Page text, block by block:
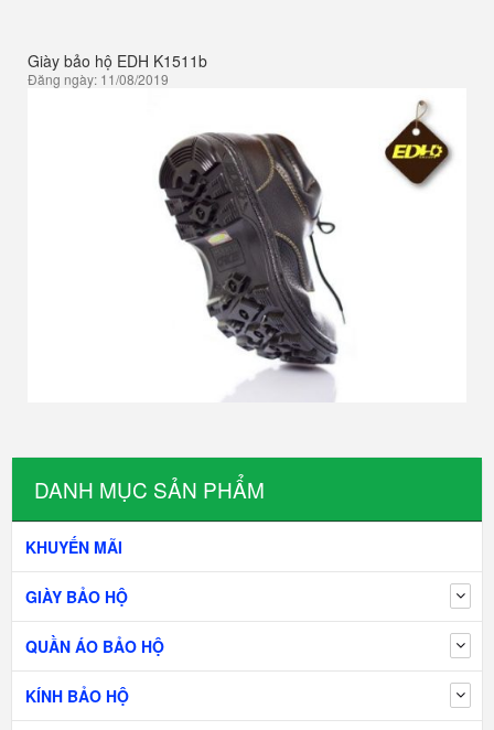
DANH MỤC SẢN PHẨM
KHUYẾN MÃI
GIÀY BẢO HỘ
QUẦN ÁO BẢO HỘ
KÍNH BẢO HỘ
Giày bảo hộ EDH K1511b
Đăng ngày: 11/08/2019